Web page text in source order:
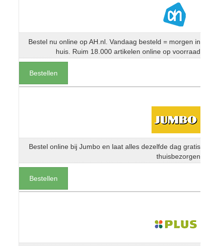
Bestel nu online op AH.nl. Vandaag besteld = morgen in
huis. Ruim 18.000 artikelen online op voorraad
Bestellen
Bestel online bij Jumbo en laat alles dezelfde dag gratis
thuisbezorgen
Bestellen